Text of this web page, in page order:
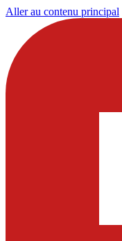
Aller au contenu principal